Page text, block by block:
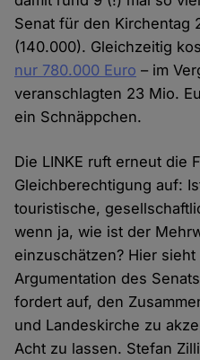
Senat für den Kirchentag
(140.000). Gleichzeitig
nur 780.000 Euro – im
veranschlagten 23 Mio.
ein Schnäppchen.
Die LINKE ruft erneut die
Gleichberechtigung auf:
touristische,
wenn ja, wie ist der
einzuschätzen? Hier sieht
Argumentation des
fordert auf, den
und Landeskirche zu
Acht zu lassen. Stefan